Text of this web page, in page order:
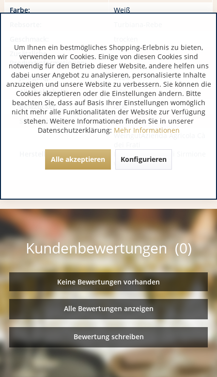
Farbe:
Weiß
Zusätzliche
Produktinformationen:
Jahrgang:
2024
Alkoholgehalt:
0,00
Restzucker:
0,00
Säuregehalt:
0,00
WeingutAzienda Agricola Cà
www.cadeifrati.it
Kundenbewertungen (0)
Keine Bewertungen vorhanden
Alle Bewertungen anzeigen
Bewertung schreiben
Um Ihnen ein bestmögliches Shopping-Erlebnis zu bieten,
verwenden wir Cookies. Einige von diesen Cookies sind
notwendig für den Betrieb dieser Website, andere helfen uns
dabei unser Angebot zu analysieren, personalisierte Inhalte
anzuzeigen und unsere Website zu verbessern. Sie können die
Cookies akzeptieren oder die Einstellungen ändern. Bitte
beachten Sie, dass auf Basis Ihrer Einstellungen womöglich
nicht mehr alle Funktionalitäten der Website zur Verfügung
stehen. Weitere Informationen finden Sie in unserer
Datenschutzerklärung: Mehr Informationen
Alle akzeptieren Konfigurieren